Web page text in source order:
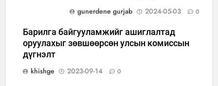
gunerdene gurjab
2024-05-03 0
Барилга байгууламжийг ашиглалтад
оруулахыг зөвшөөрсөн улсын комиссын
дүгнэлт
khishge
2023-09-14 0